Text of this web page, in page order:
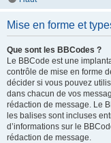
Mise en forme et
Que sont les BBCodes ?
Le BBCode est une
contrôle de mise en forme
décider si vous pouvez
dans chacun de vos
rédaction de message. Le
les balises sont incluses
d’informations sur le
rédaction de message.